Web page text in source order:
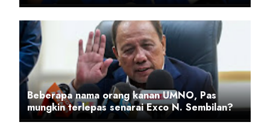
Beberapa nama orang kanan UMNO, Pas
mungkin terlepas senarai Exco N. Sembilan?